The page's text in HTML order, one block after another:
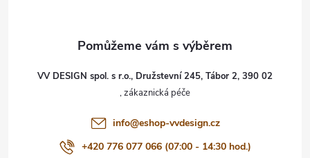
VV DESIGN spol. s r.o., Družstevní 245, Tábor 2, 390 02
info@eshop-vvdesign.cz
+420 776 077 066 (07:00 - 14:30 hod.)